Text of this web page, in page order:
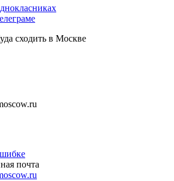
сходить в Москве
почта